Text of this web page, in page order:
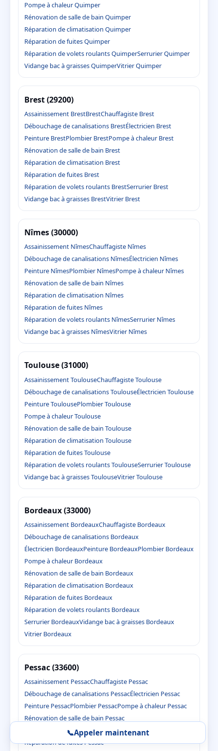
Pompe à chaleur Quimper
Rénovation de salle de bain Quimper
Réparation de climatisation Quimper
Réparation de fuites Quimper
Réparation de volets roulants QuimperSerrurier Quimper
Vidange bac à graisses QuimperVitrier Quimper
Brest (29200)
Assainissement BrestBrestChauffagiste Brest
Débouchage de canalisations BrestÉlectricien Brest
Peinture BrestPlombier BrestPompe à chaleur Brest
Rénovation de salle de bain Brest
Réparation de climatisation Brest
Réparation de fuites Brest
Réparation de volets roulants BrestSerrurier Brest
Vidange bac à graisses BrestVitrier Brest
Nîmes (30000)
Assainissement NîmesChauffagiste Nîmes
Débouchage de canalisations NîmesÉlectricien Nîmes
Peinture NîmesPlombier NîmesPompe à chaleur Nîmes
Rénovation de salle de bain Nîmes
Réparation de climatisation Nîmes
Réparation de fuites Nîmes
Réparation de volets roulants NîmesSerrurier Nîmes
Vidange bac à graisses NîmesVitrier Nîmes
Toulouse (31000)
Assainissement ToulouseChauffagiste Toulouse
Débouchage de canalisations ToulouseÉlectricien Toulouse
Peinture ToulousePlombier Toulouse
Pompe à chaleur Toulouse
Rénovation de salle de bain Toulouse
Réparation de climatisation Toulouse
Réparation de fuites Toulouse
Réparation de volets roulants ToulouseSerrurier Toulouse
Vidange bac à graisses ToulouseVitrier Toulouse
Bordeaux (33000)
Assainissement BordeauxChauffagiste Bordeaux
Débouchage de canalisations Bordeaux
Électricien BordeauxPeinture BordeauxPlombier Bordeaux
Pompe à chaleur Bordeaux
Rénovation de salle de bain Bordeaux
Réparation de climatisation Bordeaux
Réparation de fuites Bordeaux
Réparation de volets roulants Bordeaux
Serrurier BordeauxVidange bac à graisses Bordeaux
Vitrier Bordeaux
Pessac (33600)
Assainissement PessacChauffagiste Pessac
Débouchage de canalisations PessacÉlectricien Pessac
Peinture PessacPlombier PessacPompe à chaleur Pessac
Rénovation de salle de bain Pessac
Réparation de climatisation Pessac
Réparation de fuites Pessac
📞Appeler maintenant